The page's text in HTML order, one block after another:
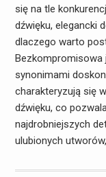
się na tle
dźwięku, elegancki
dlaczego warto
Bezkompromisowa
synonimami
charakteryzują się
dźwięku, co
najdrobniejszych
ulubionych